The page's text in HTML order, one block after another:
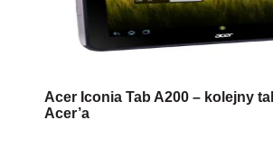
Acer Iconia Tab A200 – kolejny
Acer’a